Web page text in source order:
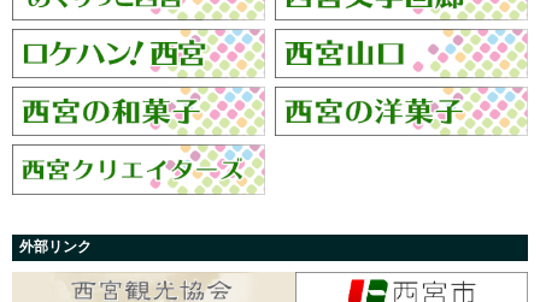
外部リンク